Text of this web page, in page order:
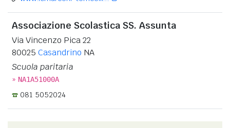
Associazione Scolastica SS. Assunta
Via Vincenzo Pica 22
80025 Casandrino NA
Scuola paritaria
» NA1A51000A
081 5052024